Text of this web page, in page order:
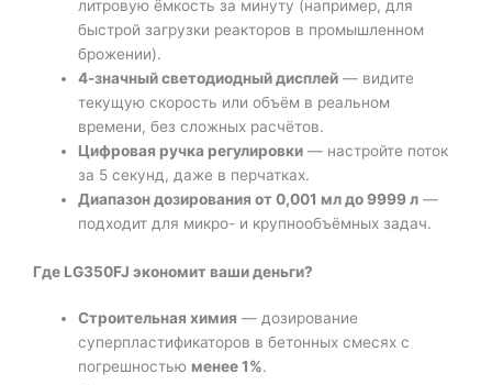
литровую ёмкость за минуту (например, для
быстрой загрузки реакторов в промышленном
брожении).
4-значный светодиодный дисплей — видите
текущую скорость или объём в реальном
времени, без сложных расчётов.
Цифровая ручка регулировки — настройте поток
за 5 секунд, даже в перчатках.
Диапазон дозирования от 0,001 мл до 9999 л —
подходит для микро- и крупнообъёмных задач.
Где LG350FJ экономит ваши деньги?
Строительная химия — дозирование
суперпластификаторов в бетонных смесях с
погрешностью менее 1%.